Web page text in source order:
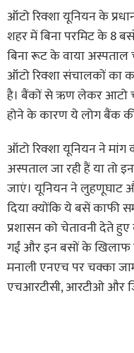
ऑटो रिक्शा यूनियन के
शहर में बिना परमिट के 8
बिना रूट के वाया
ऑटो रिक्शा संचालकों का
है। बैंकों से ऋण लेकर आटो
होने के कारण ये लोग बैंक की
ऑटो रिक्शा यूनियन ने मांग
अस्पताल जा रही हैं या तो
जाएं। यूनियन ने लुहणूघाट
दिया क्योंकि ये बसें काफी
प्रशासन को चेतावनी देते
गईं और इन बसों के खिलाफ
मनाली एनएच पर चक्का
एचआरटीसी, आरटीओ और